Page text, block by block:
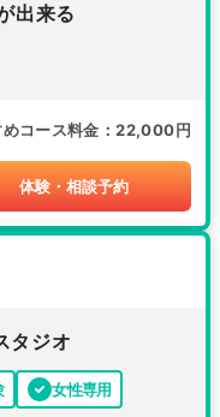
出来る
コース料金 22,000円
体験・相談予約
タジオ
女性専用